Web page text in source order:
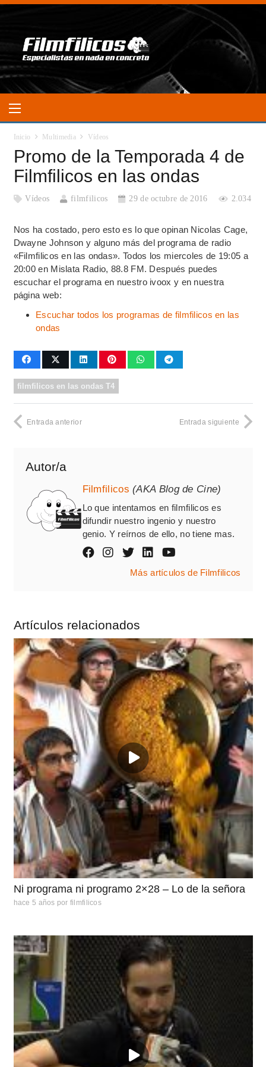
Inicio Multimedia Vídeos
Promo de la Temporada 4 de
Filmfilicos en las ondas
Vídeos filmfilicos 29 de octubre de 2016 2.034
Nos ha costado, pero esto es lo que opinan Nicolas Cage,
Dwayne Johnson y alguno más del programa de radio
«Filmfilicos en las ondas». Todos los miercoles de 19:05 a
20:00 en Mislata Radio, 88.8 FM. Después puedes
escuchar el programa en nuestro ivoox y en nuestra
página web:
Escuchar todos los programas de filmfilicos en las
ondas
filmfilicos en las ondas T4
Entrada anterior Entrada siguiente
Autor/a
Filmfilicos (AKA Blog de Cine)
Lo que intentamos en filmfilicos es
difundir nuestro ingenio y nuestro
genio. Y reírnos de ello, no tiene mas.
Más artículos de Filmfilicos
Artículos relacionados
Ni programa ni programo 2×28 – Lo de la señora
hace 5 años por filmfilicos